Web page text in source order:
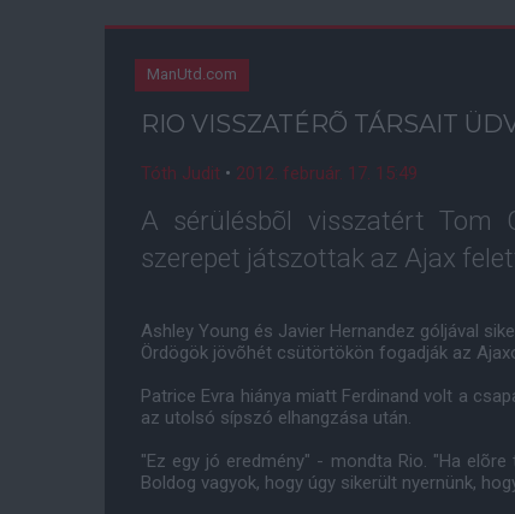
ManUtd.com
RIO VISSZATÉRÕ TÁRSAIT
Tóth Judit • 2012. február. 17. 15:49
A sérülésbõl visszatért Tom
szerepet játszottak az Ajax
Ashley Young és Javier Hernandez góljával
Ördögök jövõhét csütörtökön fogadják az
Patrice Evra hiánya miatt Ferdinand volt a
az utolsó sípszó elhangzása után.
"Ez egy jó eredmény" - mondta Rio. "Ha
Boldog vagyok, hogy úgy sikerült nyernünk,